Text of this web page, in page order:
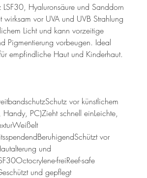
LSF30, Hyaluronsäure und Sanddorn
wirksam vor UVA und UVB Strahlung
Licht und kann vorzeitige
Pigmentierung vorbeugen. Ideal
empfindliche Haut und Kinderhaut.
vor künstlichem
Handy, PC)Zieht schnell einLeichte,
vor
und
freiReef-safe
und gepflegt